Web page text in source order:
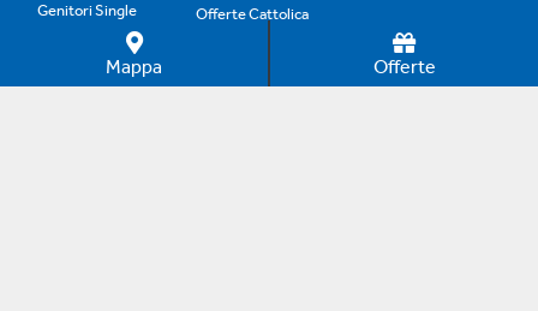
Genitori Single
Offerte Cattolica
Mappa Offerte